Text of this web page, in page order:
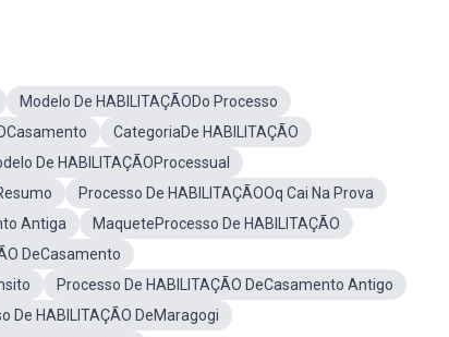
Modelo De HABILITAÇÃODo Processo
CategoriaDe HABILITAÇÃO
De HABILITAÇÃOProcessual
Processo De HABILITAÇÃOOq Cai Na Prova
Antiga
MaqueteProcesso De HABILITAÇÃO
DeCasamento
Processo De HABILITAÇÃO DeCasamento Antigo
De HABILITAÇÃO DeMaragogi